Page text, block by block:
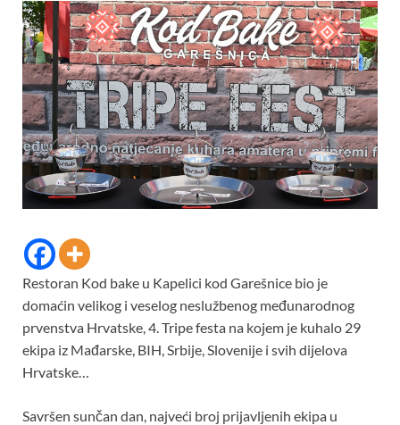
Restoran Kod bake u Kapelici kod Garešnice bio je
domaćin velikog i veselog neslužbenog međunarodnog
prvenstva Hrvatske, 4. Tripe festa na kojem je kuhalo 29
ekipa iz Mađarske, BIH, Srbije, Slovenije i svih dijelova
Hrvatske…
Savršen sunčan dan, najveći broj prijavljenih ekipa u